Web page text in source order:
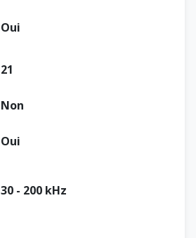
Oui
21
Non
Oui
30 - 200 kHz